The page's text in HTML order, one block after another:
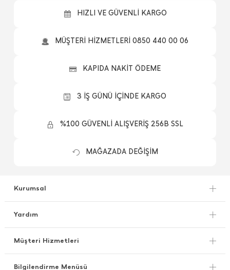
HIZLI VE GÜVENLİ KARGO
MÜŞTERİ HİZMETLERİ 0850 440 00 06
KAPIDA NAKİT ÖDEME
3 İŞ GÜNÜ İÇİNDE KARGO
%100 GÜVENLİ ALIŞVERİŞ 256B SSL
MAĞAZADA DEĞİŞİM
Kurumsal
Yardım
Müşteri Hizmetleri
Bilgilendirme Menüsü